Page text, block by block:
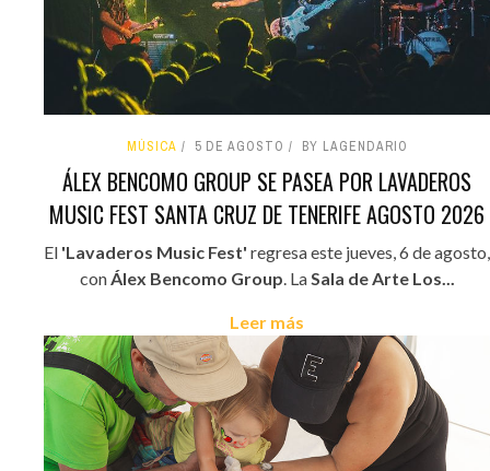
MÚSICA 5 DE AGOSTO BY LAGENDARIO
ÁLEX BENCOMO GROUP SE PASEA POR LAVADEROS
MUSIC FEST SANTA CRUZ DE TENERIFE AGOSTO 2026
El 'Lavaderos Music Fest' regresa este jueves, 6 de agosto,
conÁlex Bencomo Group. LaSala de Arte Los...
Leer más